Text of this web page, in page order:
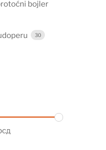
bojler
30